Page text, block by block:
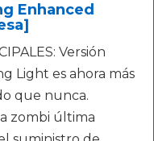
Enhanced
Versión
Light es ahora más
que nunca.
zombi última